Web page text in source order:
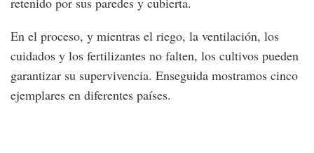
En el proceso, y mientras el riego, la ventilación, los
cuidados y los fertilizantes no falten, los cultivos pueden
garantizar su supervivencia. Enseguida mostramos cinco
ejemplares en diferentes países.